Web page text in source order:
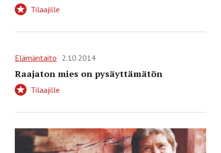
Tilaajille
Elämäntaito 2.10.2014
Raajaton mies on pysäyttämätön
Tilaajille